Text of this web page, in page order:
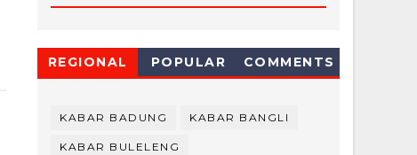
REGIONAL POPULAR COMMENTS
KABAR BADUNG KABAR BANGLI
KABAR BULELENG